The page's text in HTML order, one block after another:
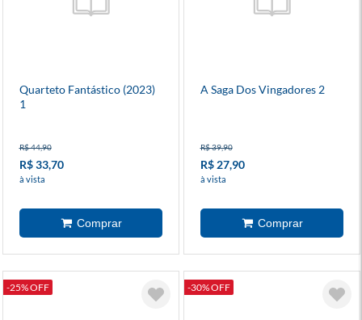
Quarteto Fantástico (2023)
1
R$ 44,90
R$ 33,70
à vista
A Saga Dos Vingadores 2
R$ 39,90
R$ 27,90
à vista
-25% OFF -30% OFF